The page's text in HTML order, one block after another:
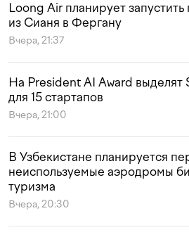
Loong Air планирует
из Сианя в Фергану
Вчера, 21:37
На President AI Award выделят
для 15 стартапов
Вчера, 21:00
В Узбекистане планируется
неиспользуемые аэродромы
туризма
Вчера, 20:30